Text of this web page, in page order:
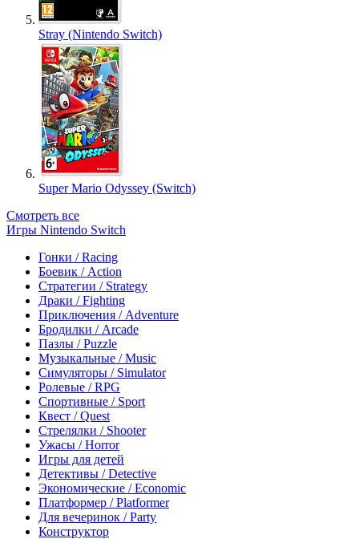
Stray (Nintendo Switch)
Super Mario Odyssey (Switch)
Смотреть все
Игры Nintendo Switch
Гонки / Racing
Боевик / Action
Стратегии / Strategy
Драки / Fighting
Приключения / Adventure
Бродилки / Arcade
Пазлы / Puzzle
Музыкальные / Music
Симуляторы / Simulator
Ролевые / RPG
Спортивные / Sport
Квест / Quest
Стрелялки / Shooter
Ужасы / Horror
Игры для детей
Детективы / Detective
Экономические / Economic
Платформер / Platformer
Для вечеринок / Party
Конструктор